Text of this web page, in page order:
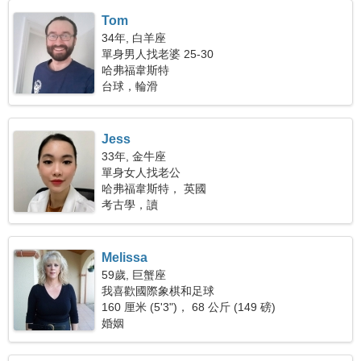
Tom
34年, 白羊座
單身男人找老婆 25-30
哈弗福韋斯特
台球，輪滑
Jess
33年, 金牛座
單身女人找老公
哈弗福韋斯特， 英國
考古學，讀
Melissa
59歲, 巨蟹座
我喜歡國際象棋和足球
160 厘米 (5'3")， 68 公斤 (149 磅)
婚姻